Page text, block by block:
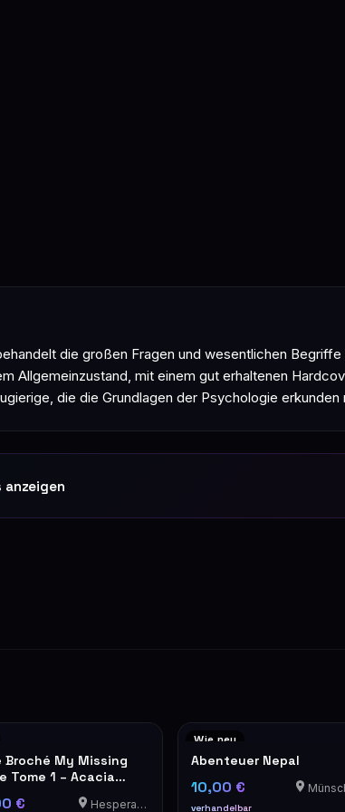
die großen Fragen und wesentlichen
Allgemeinzustand, mit einem gut erhaltenen
die die Grundlagen der Psychologie erkunden
anzeigen
Broché My Missing
Tome 1 – Acacia
€ Hesperange
Wie neu
Abenteuer Nepal
10,00 €
verhandelbar